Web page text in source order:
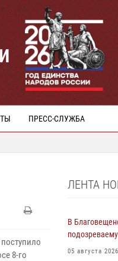
ПРЕСС-СЛУЖБА
8-го
ЛЕНТА
В
05 августа